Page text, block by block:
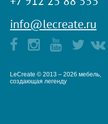
info@lecreate.ru
LeCreate © 2013 – 2026 мебель,
создающая легенду